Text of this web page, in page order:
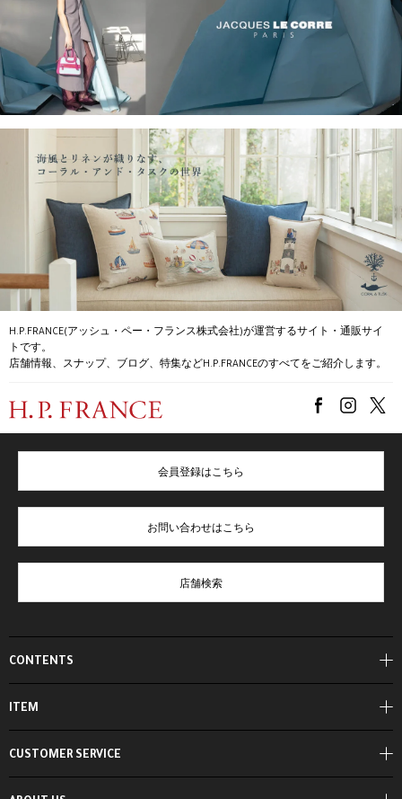
H.P.FRANCE(アッシュ・ペー・フランス株式会社)が運営するサイト・通販サイ
トです。
店舗情報、スナップ、ブログ、特集などH.P.FRANCEのすべてをご紹介します。
CONTENTS
ITEM
会員登録はこちら
お問い合わせはこちら
店舗検索
CUSTOMER SERVICE